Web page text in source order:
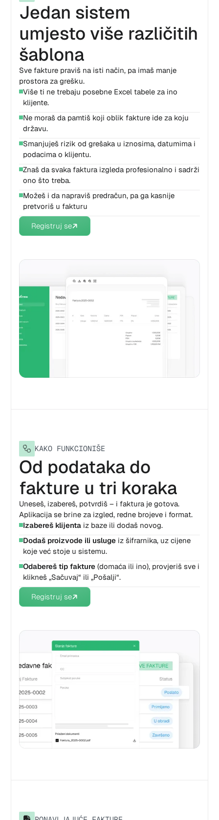
Jedan sistem
umjesto više različitih
šablona
Sve fakture praviš na isti način, pa imaš manje
prostora za grešku.
Više ti ne trebaju posebne Excel tabele za ino
klijente.
Ne moraš da pamtiš koji oblik fakture ide za koju
državu.
Smanjuješ rizik od grešaka u iznosima, datumima i
podacima o klijentu.
Znaš da svaka faktura izgleda profesionalno i sadrži
ono što treba.
Možeš i da napraviš predračun, pa ga kasnije
pretvoriš u fakturu
Registruj se
KAKO FUNKCIONIŠE
Od podataka do
fakture u tri koraka
Uneseš, izabereš, potvrdiš – i faktura je gotova.
Aplikacija se brine za izgled, redne brojeve i format.
Izabereš klijenta iz baze ili dodaš novog.
Dodaš proizvode ili usluge iz šifrarnika, uz cijene
koje već stoje u sistemu.
Odabereš tip fakture (domaća ili ino), provjeriš sve i
klikneš „Sačuvaj“ ili „Pošalji“.
Registruj se